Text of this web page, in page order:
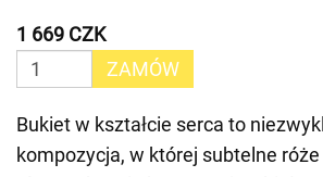
1 669 CZK
ZAMÓW
Bukiet w kształcie serca to
kompozycja, w której subtelne